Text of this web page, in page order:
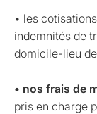
• les
indemnités de
domicile-lieu
• nos frais de
pris en charge